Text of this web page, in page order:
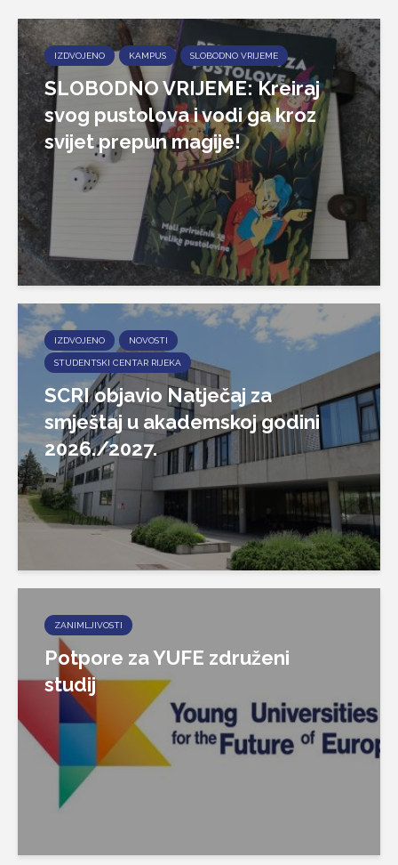
IZDVOJENO KAMPUS SLOBODNO VRIJEME
SLOBODNO VRIJEME: Kreiraj
svog pustolova i vodi ga kroz
svijet prepun magije!
IZDVOJENO NOVOSTI
STUDENTSKI CENTAR RIJEKA
SCRI objavio Natječaj za
smještaj u akademskoj godini
2026./2027.
ZANIMLJIVOSTI
Potpore za YUFE združeni
studij